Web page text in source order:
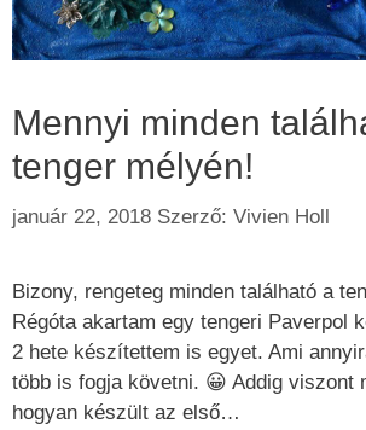
Mennyi minden
tenger mélyén!
január 22, 2018 Szerző: Vivien Holl
Bizony, rengeteg minden található a
Régóta akartam egy tengeri Paverpol
2 hete készítettem is egyet. Ami
több is fogja követni. 😀 Addig viszont
hogyan készült az első…